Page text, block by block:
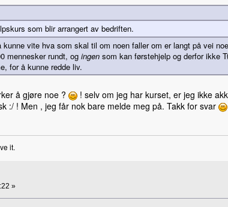
som blir arrangert av bedriften.
kunne vite hva som skal til om noen faller om er langt på vei
mennesker rundt, ogingen som kan førstehjelp og derfor ikke
for å kunne redde liv.
å gjøre noe ?
! selv om jeg har kurset, er jeg ikke
:/ ! Men , jeg får nok bare melde meg på. Takk for svar
it.
»